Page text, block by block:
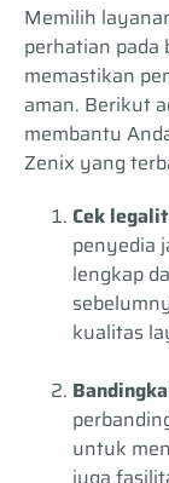
Memilih
perhatian pada
memastikan
aman. Berikut
membantu
Zenix yang
Cek
penyedia
lengkap
kualitas
untuk